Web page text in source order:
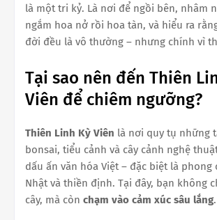
là một tri kỷ. Là nơi để ngồi bên, nhâm
ngắm hoa nở rồi hoa tàn, và hiểu ra
đời đều là vô thường – nhưng chính vì
Tại sao nên đến Thiên
Viên để chiêm ngưỡng?
Thiên Linh Kỳ Viên là nơi quy tụ những
bonsai, tiểu cảnh và cây cảnh nghệ
dấu ấn văn hóa Việt – đặc biệt là phong
Nhật và thiền định. Tại đây, bạn không
cây, mà còn chạm vào cảm xúc sâu lắng.